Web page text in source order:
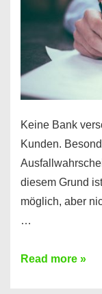
Handy
möglich!
Keine Bank
Kunden.
diesem Grund
möglich, aber
…
Ist
Read more »